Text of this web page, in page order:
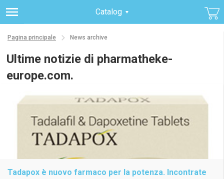
Catalog
Pagina principale News archive
Ultime notizie di pharmatheke-
europe.com.
Tadapox è nuovo farmaco per la potenza. Incontrate